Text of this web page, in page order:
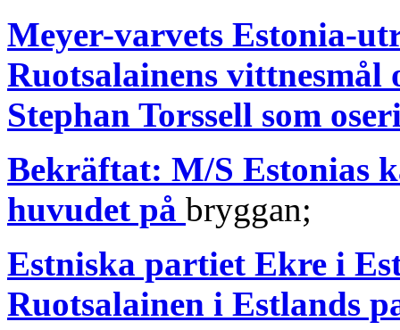
Meyer-varvets Estonia-
Ruotsalainens
Stephan Torssell som
Bekräftat: M/S Estonias
huvudet på bryggan;
Estniska partiet Ekre i
Ruotsalainen i Estlands